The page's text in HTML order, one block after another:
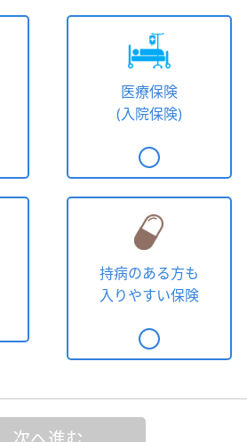
医療保険
(入院保険)
持病のある方も
入りやすい保険